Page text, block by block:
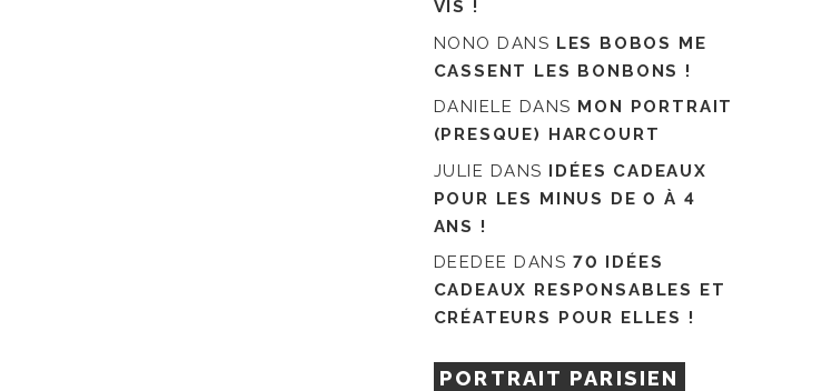
VIS !
NONO DANS LES BOBOS ME
CASSENT LES BONBONS !
DANIELE DANS MON PORTRAIT
(PRESQUE) HARCOURT
JULIE DANS IDÉES CADEAUX
POUR LES MINUS DE 0 À 4
ANS !
DEEDEE DANS 70 IDÉES
CADEAUX RESPONSABLES ET
CRÉATEURS POUR ELLES !
PORTRAIT PARISIEN